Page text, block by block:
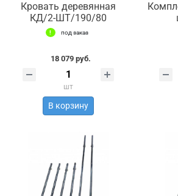
Кровать деревянная
КД/2-ШТ/190/80
под заказ
18 079 руб.
шт
В корзину